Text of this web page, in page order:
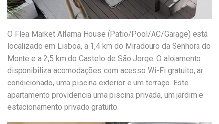
O Flea Market Alfama House (Patio/Pool/AC/Garage) está
localizado em Lisboa, a 1,4 km do Miradouro da Senhora do
Monte e a 2,5 km do Castelo de São Jorge. O alojamento
disponibiliza acomodações com acesso Wi-Fi gratuito, ar
condicionado, uma piscina exterior e um terraço. Este
apartamento providencia uma piscina privada, um jardim e
estacionamento privado gratuito.